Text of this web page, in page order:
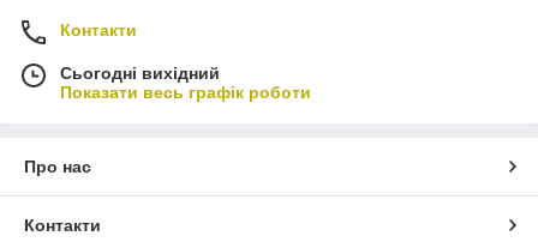
Контакти
Сьогодні вихідний
Показати весь графік роботи
Про нас
Контакти